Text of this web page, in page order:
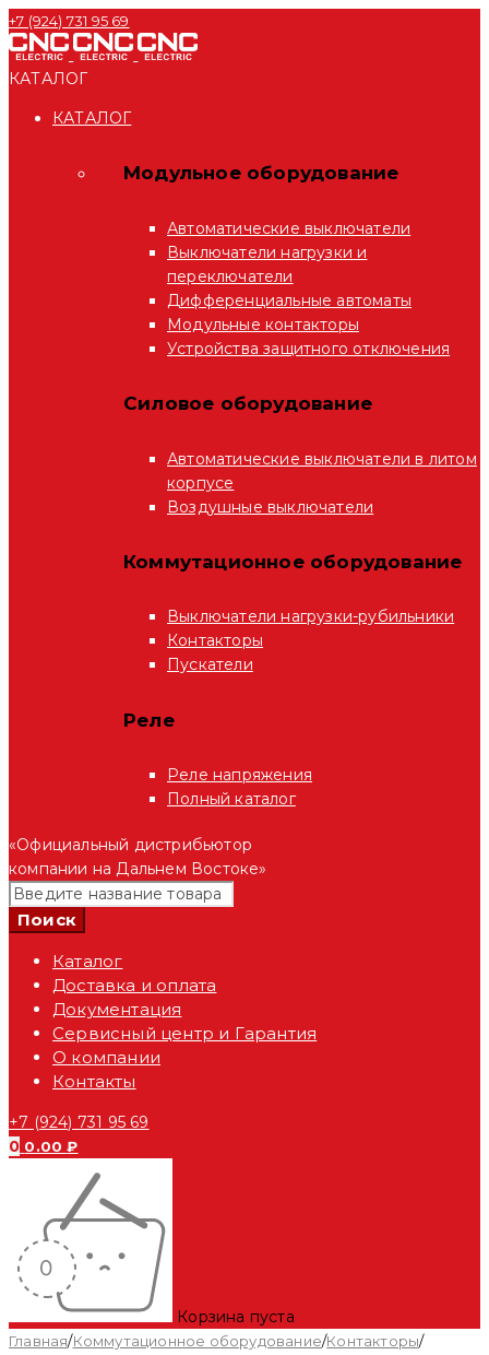
+7 (924) 731 95 69
КАТАЛОГ
КАТАЛОГ
Модульное оборудование
Автоматические выключатели
Выключатели нагрузки и
переключатели
Дифференциальные автоматы
Модульные контакторы
Устройства защитного отключения
Силовое оборудование
Автоматические выключатели в литом
корпусе
Воздушные выключатели
Коммутационное оборудование
Выключатели нагрузки-рубильники
Контакторы
Пускатели
Реле
Реле напряжения
Полный каталог
«Официальный дистрибьютор
компании на Дальнем Востоке»
Каталог
Доставка и оплата
Документация
Сервисный центр и Гарантия
О компании
Контакты
+7 (924) 731 95 69
0 0.00₽
Корзина пуста
Главная/Коммутационное оборудование/Контакторы/